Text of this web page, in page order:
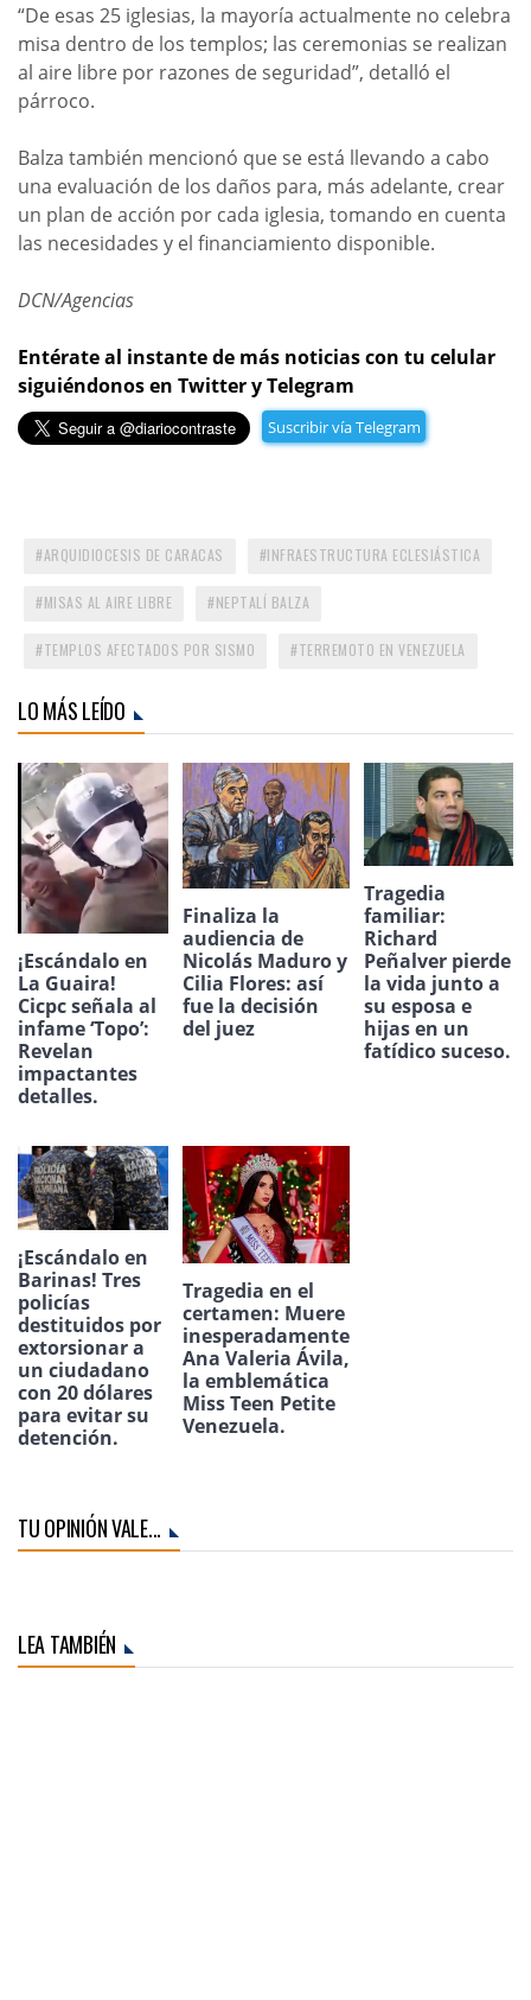
“De esas 25 iglesias, la mayoría actualmente no celebra
misa dentro de los templos; las ceremonias se realizan
al aire libre por razones de seguridad”, detalló el
párroco.
Balza también mencionó que se está llevando a cabo
una evaluación de los daños para, más adelante, crear
un plan de acción por cada iglesia, tomando en cuenta
las necesidades y el financiamiento disponible.
DCN/Agencias
Entérate al instante de más noticias con tu celular
siguiéndonos en Twitter y Telegram
Suscribir vía Telegram
ARQUIDIOCESIS DE CARACAS INFRAESTRUCTURA ECLESIÁSTICA
MISAS AL AIRE LIBRE NEPTALÍ BALZA
TEMPLOS AFECTADOS POR SISMO TERREMOTO EN VENEZUELA
LO MÁS LEÍDO
¡Escándalo en
La Guaira!
Cicpc señala al
infame ‘Topo’:
Revelan
impactantes
detalles.
Finaliza la
audiencia de
Nicolás Maduro y
Cilia Flores: así
fue la decisión
del juez
Tragedia
familiar:
Richard
Peñalver pierde
la vida junto a
su esposa e
hijas en un
fatídico suceso.
¡Escándalo en
Barinas! Tres
policías
destituidos por
extorsionar a
un ciudadano
con 20 dólares
para evitar su
detención.
Tragedia en el
certamen: Muere
inesperadamente
Ana Valeria Ávila,
la emblemática
Miss Teen Petite
Venezuela.
TU OPINIÓN VALE...
LEA TAMBIÉN